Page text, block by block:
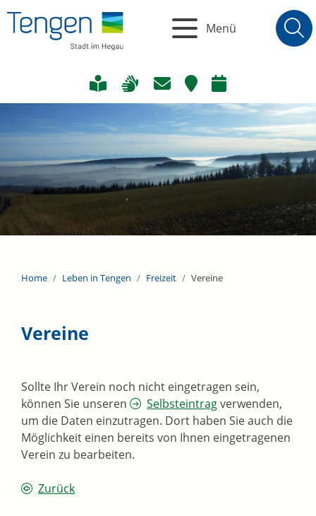
Menü
Home Leben in Tengen Freizeit Vereine
Vereine
Sollte Ihr Verein noch nicht eingetragen sein,
können Sie unseren
Selbsteintragverwenden,
um die Daten einzutragen. Dort haben Sie auch die
Möglichkeit einen bereits von Ihnen eingetragenen
Verein zu bearbeiten.
Zurück